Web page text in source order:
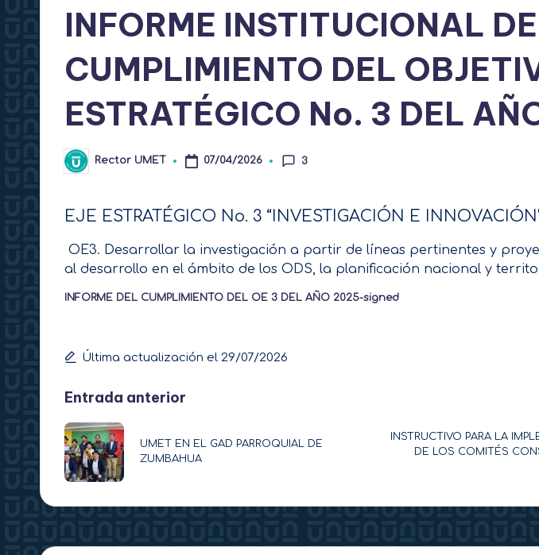
INFORME INSTITUCIONAL
CUMPLIMIENTO DEL
ESTRATÉGICO No. 3 DEL
Publicado
por
Rector UMET 07/04/2026 3
EJE ESTRATÉGICO No. 3 “INVESTIGACIÓN E
OE3. Desarrollar la investigación a partir de líneas pertinentes y
al desarrollo en el ámbito de los ODS, la planificación nacional y
INFORME DEL CUMPLIMIENTO DEL OE 3 DEL AÑO 2025-signed
Última actualización el 29/07/2026
Navegación
de
entradas
Entrada anterior
UMET EN EL GAD PARROQUIAL DE
ZUMBAHUA
INSTRUCTIVO PARA LA
DE LOS COMITÉS